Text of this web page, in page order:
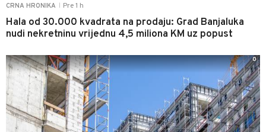
CRNA HRONIKA Pre 1 h
Hala od 30.000 kvadrata na prodaju: Grad Banjaluka
nudi nekretninu vrijednu 4,5 miliona KM uz popust
0